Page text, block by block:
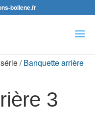
bollene.fr
/Banquette arrière
3